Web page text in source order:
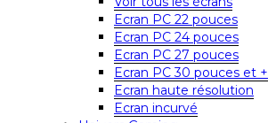
Ecran PC 22 pouces
Ecran PC 24 pouces
Ecran PC 27 pouces
Ecran PC 30 pouces et +
Ecran haute résolution
Ecran incurvé